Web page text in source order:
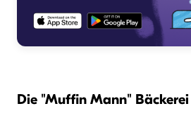
Die "Muffin Mann" Bäckerei